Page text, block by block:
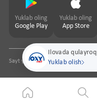
Ilovada qulayroq
Yuklab olish
Yuklab oling
Google Play
Yuklab oling
App Store
Sayt yaratuvchipharmit.uz